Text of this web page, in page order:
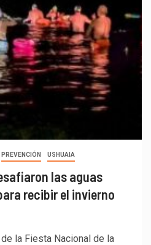
PREVENCIÓN USHUAIA
las aguas
recibir el invierno
la Fiesta Nacional de la